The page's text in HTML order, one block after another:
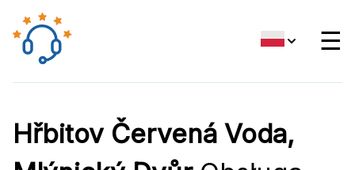
☰
Hřbitov Červená Voda,